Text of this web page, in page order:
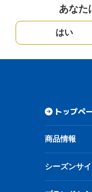
あなた
はい
トップペ
商品情報
シーズンサイ